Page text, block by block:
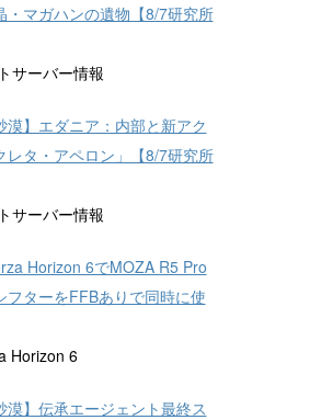
・マガハンの遺物【8/7研究所
サーバー情報
漠】エダニア：内部と新アク
レタ・アペロン」【8/7研究所
サーバー情報
Horizon 6でMOZA R5 Pro
フターをFFBありで同時に使
Horizon 6
漠】伝承エージェント最終ス